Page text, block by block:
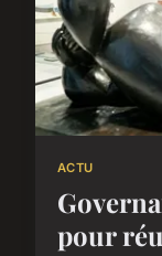
ACTU
pour